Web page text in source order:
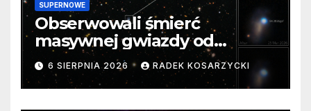
SUPERNOWE
Obserwowali śmierć
masywnej gwiazdy od
samego początku. Niezwykle
cenne dane
6 SIERPNIA 2026 RADEK KOSARZYCKI